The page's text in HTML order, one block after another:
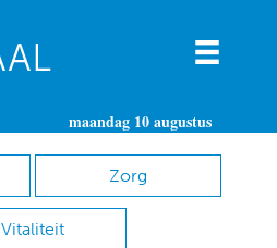
maandag 10 augustus
Zorg
Vitaliteit